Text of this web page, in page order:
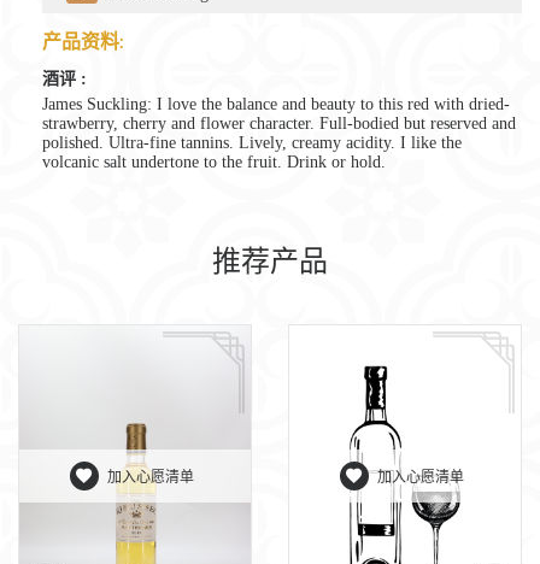
产品资料:
酒评 :
James Suckling: I love the balance and beauty to this red with dried-
strawberry, cherry and flower character. Full-bodied but reserved and
polished. Ultra-fine tannins. Lively, creamy acidity. I like the
volcanic salt undertone to the fruit. Drink or hold.
推荐产品
加入心愿清单 加入心愿清单